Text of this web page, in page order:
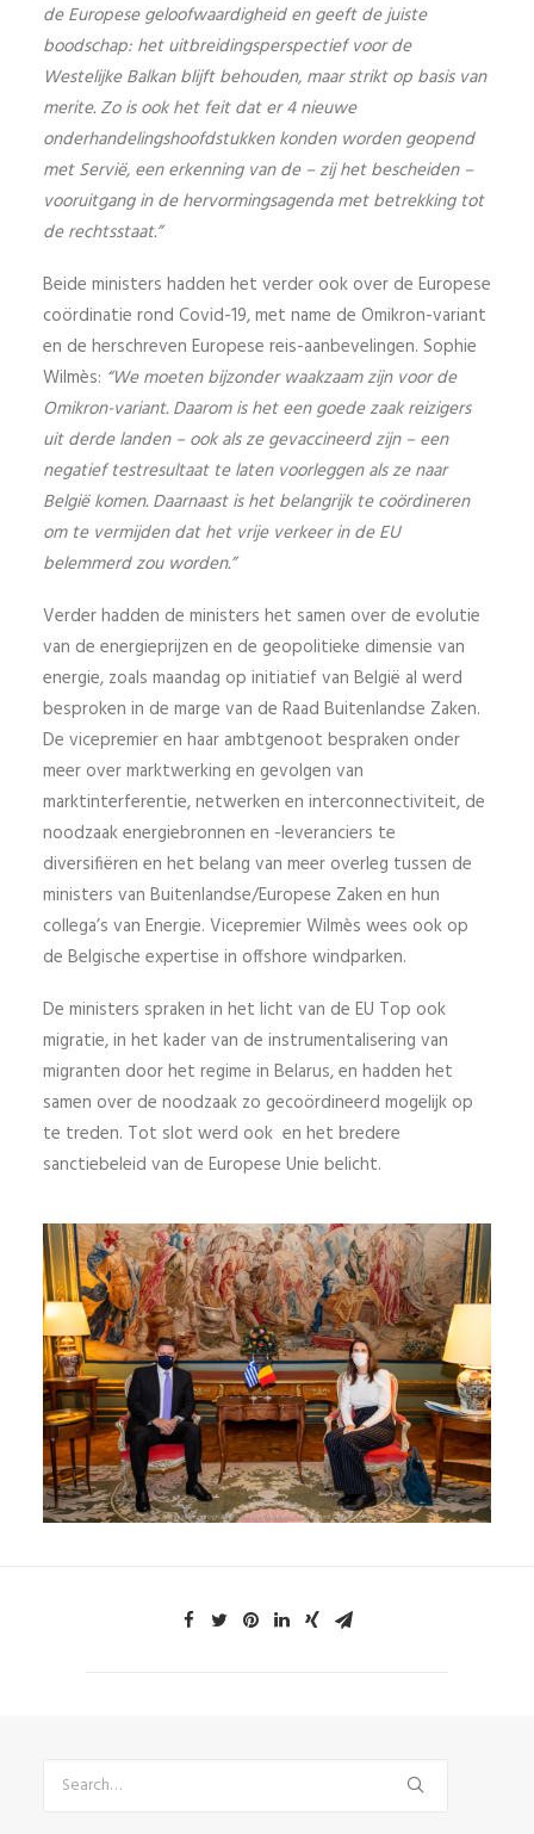
de Europese geloofwaardigheid en geeft de juiste
boodschap: het uitbreidingsperspectief voor de
Westelijke Balkan blijft behouden, maar strikt op basis van
merite. Zo is ook het feit dat er 4 nieuwe
onderhandelingshoofdstukken konden worden geopend
met Servië, een erkenning van de – zij het bescheiden –
vooruitgang in de hervormingsagenda met betrekking tot
de rechtsstaat.”
Beide ministers hadden het verder ook over de Europese
coördinatie rond Covid-19, met name de Omikron-variant
en de herschreven Europese reis-aanbevelingen. Sophie
Wilmès: “We moeten bijzonder waakzaam zijn voor de
Omikron-variant. Daarom is het een goede zaak reizigers
uit derde landen – ook als ze gevaccineerd zijn – een
negatief testresultaat te laten voorleggen als ze naar
België komen. Daarnaast is het belangrijk te coördineren
om te vermijden dat het vrije verkeer in de EU
belemmerd zou worden.”
Verder hadden de ministers het samen over de evolutie
van de energieprijzen en de geopolitieke dimensie van
energie, zoals maandag op initiatief van België al werd
besproken in de marge van de Raad Buitenlandse Zaken.
De vicepremier en haar ambtgenoot bespraken onder
meer over marktwerking en gevolgen van
marktinterferentie, netwerken en interconnectiviteit, de
noodzaak energiebronnen en -leveranciers te
diversifiëren en het belang van meer overleg tussen de
ministers van Buitenlandse/Europese Zaken en hun
collega’s van Energie. Vicepremier Wilmès wees ook op
de Belgische expertise in offshore windparken.
De ministers spraken in het licht van de EU Top ook
migratie, in het kader van de instrumentalisering van
migranten door het regime in Belarus, en hadden het
samen over de noodzaak zo gecoördineerd mogelijk op
te treden. Tot slot werd ook en het bredere
sanctiebeleid van de Europese Unie belicht.